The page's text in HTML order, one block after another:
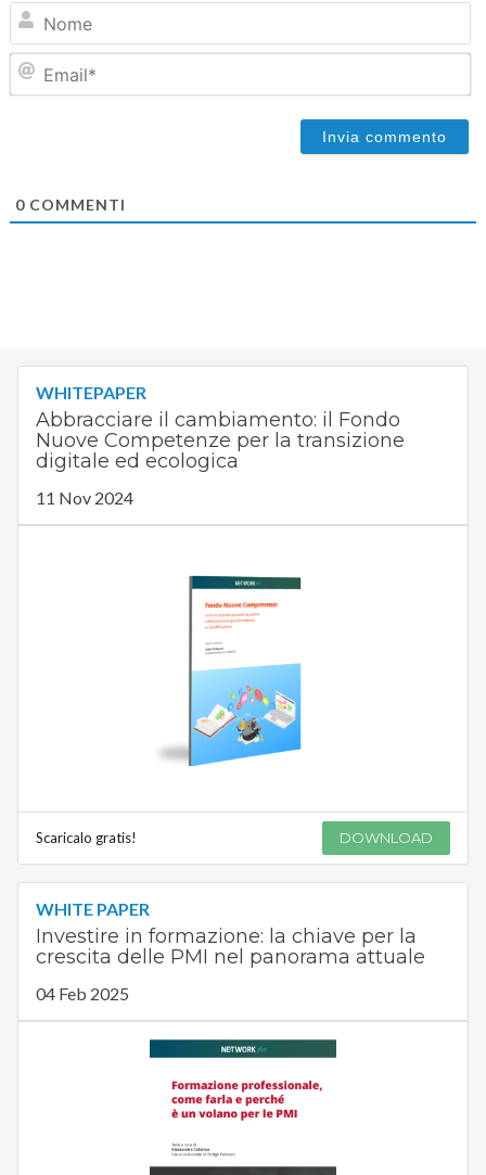
0COMMENTI
WHITEPAPER
Abbracciare il cambiamento: il Fondo
Nuove Competenze per la transizione
digitale ed ecologica
11 Nov 2024
Scaricalo gratis! DOWNLOAD
WHITE PAPER
Investire in formazione: la chiave per la
crescita delle PMI nel panorama attuale
04 Feb 2025